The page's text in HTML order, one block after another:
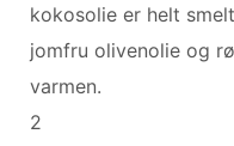
kokosolie er helt
jomfru olivenolie og
varmen.
2